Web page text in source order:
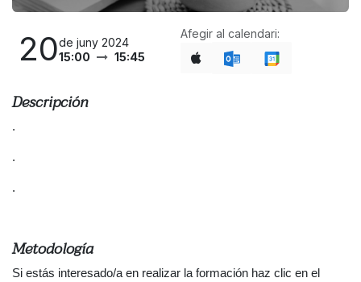
20de juny 2024
15:00
15:45
Afegir al calendari:
Descripción
.
.
.
Metodología
Si estás interesado/a en realizar la formación haz clic en el